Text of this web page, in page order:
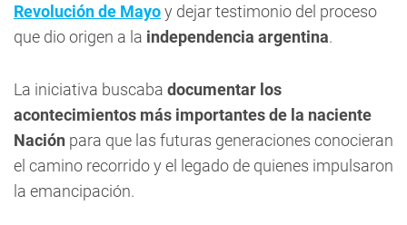
Revolución de Mayoy dejar testimonio del proceso
que dio origen a la independencia argentina.
La iniciativa buscaba documentar los
acontecimientos más importantes de la naciente
Nación para que las futuras generaciones conocieran
el camino recorrido y el legado de quienes impulsaron
la emancipación.